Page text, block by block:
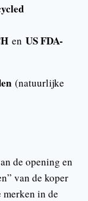
en US FDA-
(natuurlijke
de opening en
van de koper
in de